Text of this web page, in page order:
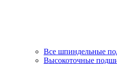
Все шпиндельные
Высокоточные